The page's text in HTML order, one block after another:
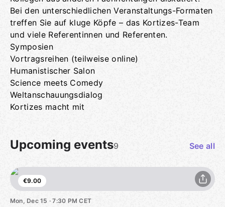
Bei den unterschiedlichen Veranstaltungs-Formaten
treffen Sie auf kluge Köpfe – das Kortizes-Team
und viele Referentinnen und Referenten.
Symposien
Vortragsreihen (teilweise online)
Humanistischer Salon
Science meets Comedy
Weltanschauungsdialog
Kortizes macht mit
Upcoming events9 See all
€9.00
Mon, Dec 15 · 7:30 PM CET